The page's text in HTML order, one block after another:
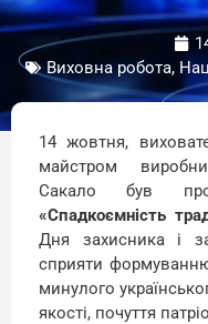
Виховна робота,
14 жовтня,
майстром
Сакало був
«Спадкоємність
Дня захисника і
сприяти формуванню
минулого
якості, почуття